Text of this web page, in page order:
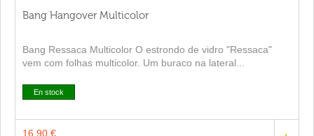
Bang Hangover Multicolor
Bang Ressaca Multicolor O estrondo de vidro "Ressaca"
vem com folhas multicolor. Um buraco na lateral...
En stock
16,90 €